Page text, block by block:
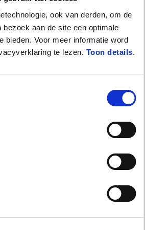
ook van derden, om de
bezoek aan de site een optimale
bieden. Voor meer informatie word
te lezen. Toon details.
extra garantie en €1.000 inruil- of